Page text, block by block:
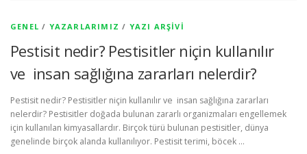
GENEL / YAZARLARIMIZ / YAZI ARŞIVI
Pestisit nedir? Pestisitler niçin kullanılır
ve insan sağlığına zararları nelerdir?
Pestisit nedir? Pestisitler niçin kullanılır ve insan sağlığına zararları
nelerdir? Pestisitler doğada bulunan zararlı organizmaları engellemek
için kullanılan kimyasallardır. Birçok türü bulunan pestisitler, dünya
genelinde birçok alanda kullanılıyor. Pestisit terimi, böcek …